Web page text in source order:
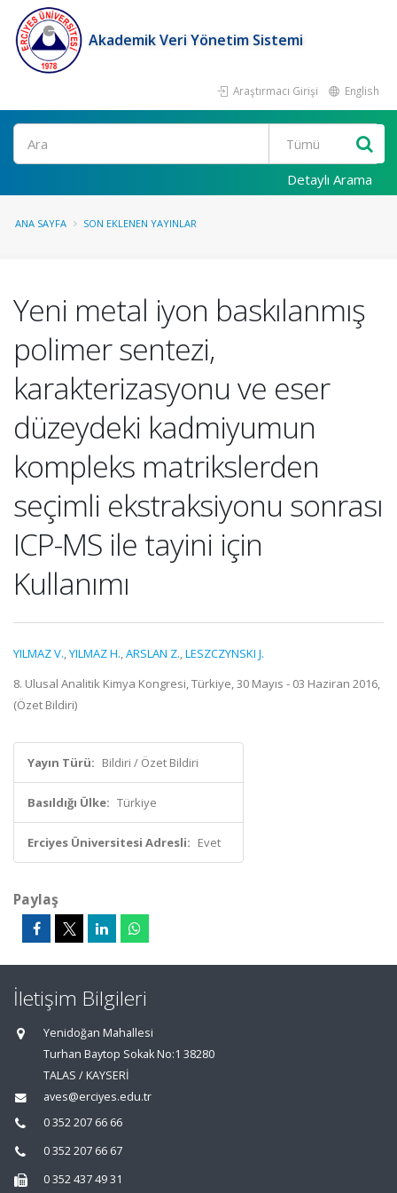
Akademik Veri Yönetim Sistemi
Araştırmacı Girişi English
Ara
Detaylı Arama
ANA SAYFA SON EKLENEN YAYINLAR
Yeni metal iyon baskılanmış
polimer sentezi,
karakterizasyonu ve eser
düzeydeki kadmiyumun
kompleks matrikslerden
seçimli ekstraksiyonu sonrası
ICP-MS ile tayini için
Kullanımı
YILMAZ V.,YILMAZ H.,ARSLAN Z.,LESZCZYNSKI J.
8. Ulusal Analitik Kimya Kongresi, Türkiye, 30 Mayıs - 03 Haziran 2016,
(Özet Bildiri)
Yayın Türü: Bildiri / Özet Bildiri
Basıldığı Ülke: Türkiye
Erciyes Üniversitesi Adresli: Evet
Paylaş
İletişim Bilgileri
Yenidoğan Mahallesi
Turhan Baytop Sokak No:1 38280
TALAS / KAYSERİ
aves@erciyes.edu.tr
0 352 207 66 66
0 352 207 66 67
0 352 437 49 31